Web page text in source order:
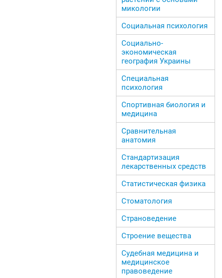
микологии
Социальная психология
Социально-
экономическая
география Украины
Специальная
психология
Спортивная биология и
медицина
Сравнительная
анатомия
Стандартизация
лекарственных средств
Статистическая физика
Стоматология
Страноведение
Строение вещества
Судебная медицина и
медицинское
правоведение